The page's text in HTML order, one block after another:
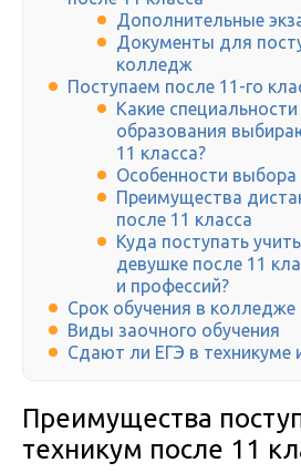
Дополнительные
Документы для
колледж
Поступаем после 11-го
Какие
образования
11 класса?
Особенности выбора
Преимущества
после 11 класса
Куда поступать
девушке после 11
и профессий?
Срок обучения в колледже
Виды заочного обучения
Сдают ли ЕГЭ в техникуме
Преимущества
техникум после 11